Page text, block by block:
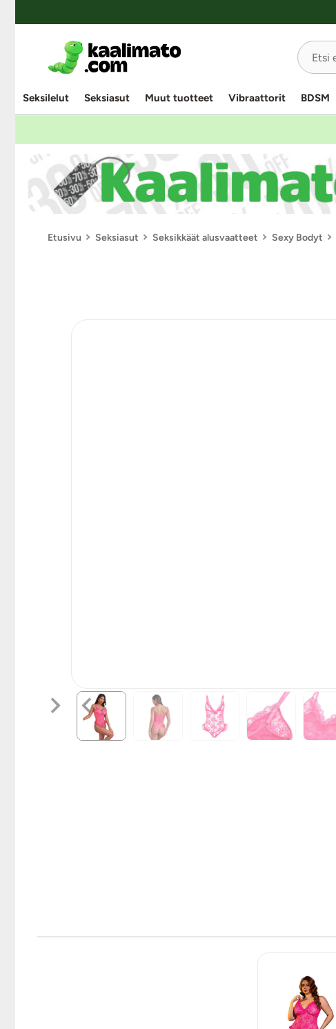
Seksilelut Seksiasut Muut tuotteet Vibraattorit BDSM
Etusivu Seksiasut Seksikkäät alusvaatteet Sexy Bodyt